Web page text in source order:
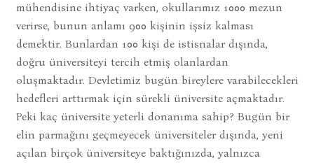
mühendisine ihtiyaç varken, okullarımız 1000 mezun
verirse, bunun anlamı 900 kişinin işsiz kalması
demektir. Bunlardan 100 kişi de istisnalar dışında,
doğru üniversiteyi tercih etmiş olanlardan
oluşmaktadır. Devletimiz bugün bireylere varabilecekleri
hedefleri arttırmak için sürekli üniversite açmaktadır.
Peki kaç üniversite yeterli donanıma sahip? Bugün bir
elin parmağını geçmeyecek üniversiteler dışında, yeni
açılan birçok üniversiteye baktığınızda, yalnızca